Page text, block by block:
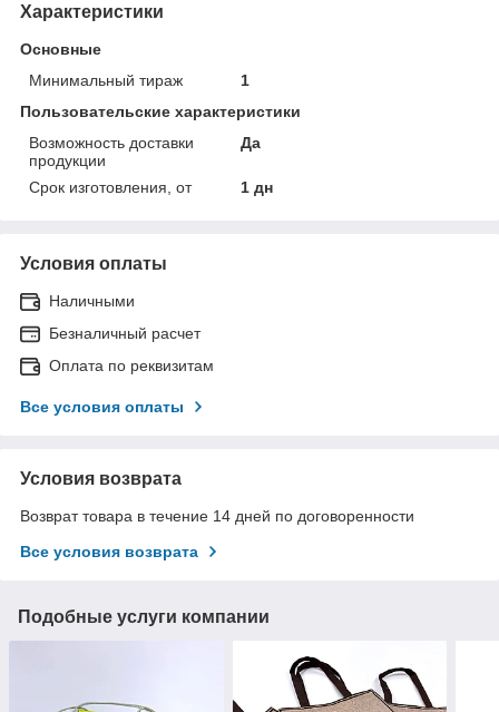
Характеристики
Основные
Минимальный тираж
1
Пользовательские характеристики
Возможность доставки
продукции
Да
Срок изготовления, от 1 дн
Условия оплаты
Наличными
Безналичный расчет
Оплата по реквизитам
Все условия оплаты
Условия возврата
Возврат товара в течение 14 дней по договоренности
Все условия возврата
Подобные услуги компании